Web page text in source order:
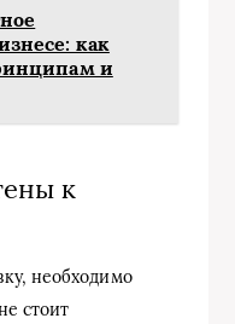
как
и
к
необходимо
стоит